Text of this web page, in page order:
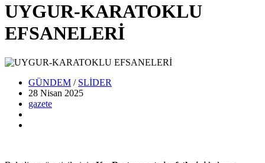
UYGUR-KARATOKLU
EFSANELERİ
GÜNDEM / SLİDER
28 Nisan 2025
gazete